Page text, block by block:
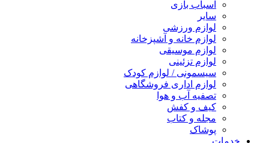
اسباب بازی
سایر
لوازم ورزشی
لوازم خانه و آشپزخانه
لوازم موسیقی
لوازم تزئینی
سیسمونی / لوازم کودک
لوازم اداری فروشگاهی
تصفیه آب و هوا
کیف و کفش
مجله و کتاب
پوشاک